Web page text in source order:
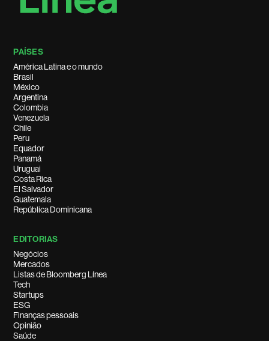
PAÍSES
América Latina e o mundo
Brasil
México
Argentina
Colombia
Venezuela
Chile
Peru
Equador
Panamá
Uruguai
Costa Rica
El Salvador
Guatemala
República Dominicana
EDITORIAS
Negócios
Mercados
Listas de Bloomberg Línea
Tech
Startups
ESG
Finanças pessoais
Opinião
Saúde